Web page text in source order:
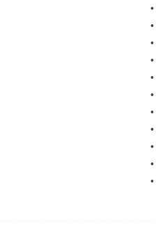
•
•
•
•
•
•
•
•
•
•
•